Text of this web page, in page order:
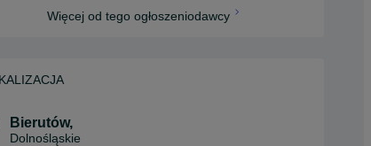
Więcej od tego ogłoszeniodawcy
Bierutów,
Dolnośląskie